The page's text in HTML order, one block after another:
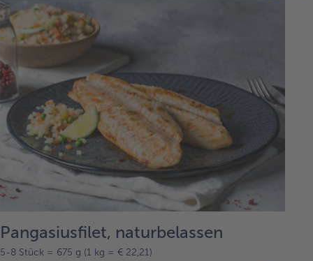
Pangasiusfilet, naturbelassen
5-8 Stück = 675 g (1 kg = € 22,21)